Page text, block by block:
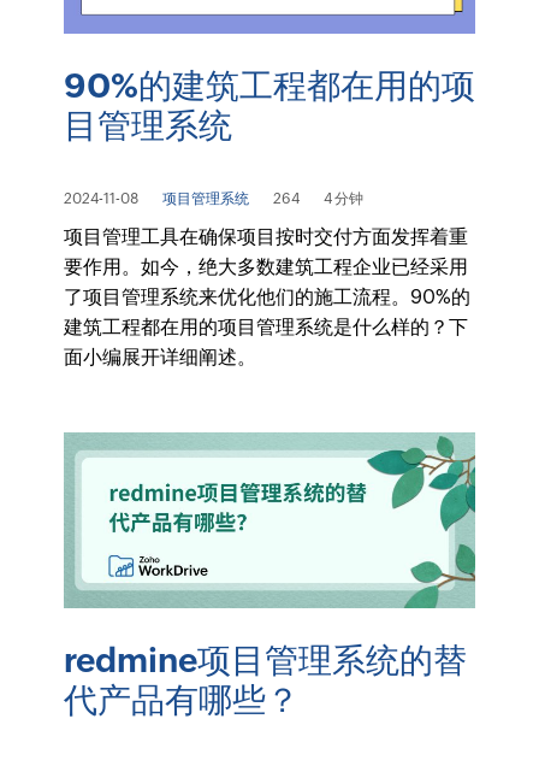
90%的建筑工程都在用的项
目管理系统
2024-11-08 项目管理系统 264 4 分钟
项目管理工具在确保项目按时交付方面发挥着重
要作用。如今，绝大多数建筑工程企业已经采用
了项目管理系统来优化他们的施工流程。90%的
建筑工程都在用的项目管理系统是什么样的？下
面小编展开详细阐述。
redmine项目管理系统的替
代产品有哪些？